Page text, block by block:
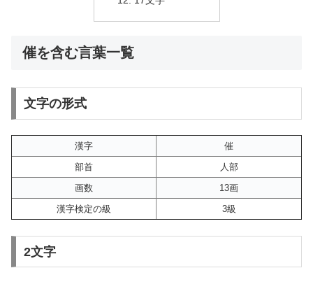
催を含む言葉一覧
文字の形式
漢字
催
部首
人部
画数
13画
漢字検定の級
3級
2文字